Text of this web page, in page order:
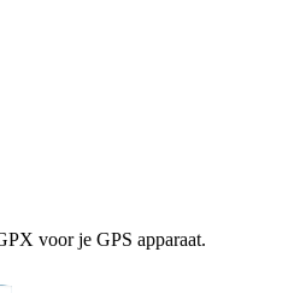
voor je GPS apparaat.